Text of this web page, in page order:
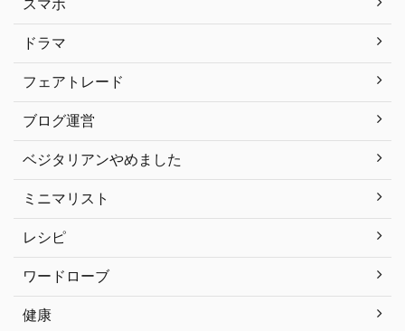
スマホ
ドラマ
フェアトレード
ブログ運営
ベジタリアンやめました
ミニマリスト
レシピ
ワードローブ
健康